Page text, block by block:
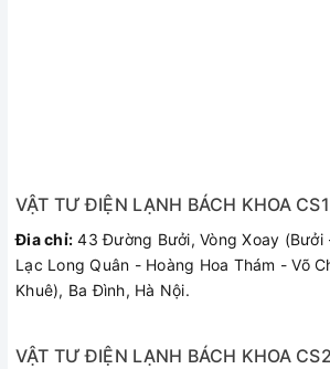
VẬT TƯ ĐIỆN LẠNH BÁCH KHOA CS1
Đia chỉ: 43 Đường Bưởi, Vòng Xoay (Bưởi
Lạc Long Quân - Hoàng Hoa Thám - Võ
Khuê), Ba Đình, Hà Nội.
VẬT TƯ ĐIỆN LẠNH BÁCH KHOA CS2